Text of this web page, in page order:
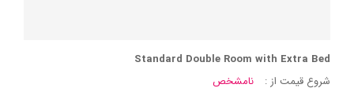
Standard Double Room with Extra Bed
شروع قیمت از :
نامشخص